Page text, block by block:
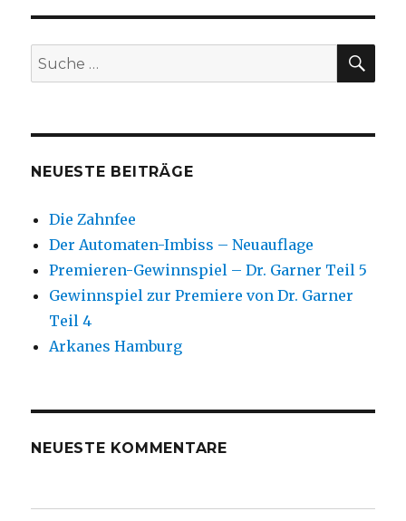
Suche
nach:
NEUESTE BEITRÄGE
Die Zahnfee
Der Automaten-Imbiss – Neuauflage
Premieren-Gewinnspiel – Dr. Garner Teil 5
Gewinnspiel zur Premiere von Dr. Garner
Teil 4
Arkanes Hamburg
NEUESTE KOMMENTARE